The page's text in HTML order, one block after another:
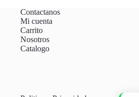
Contactanos
Mi cuenta
Carrito
Nosotros
Catalogo